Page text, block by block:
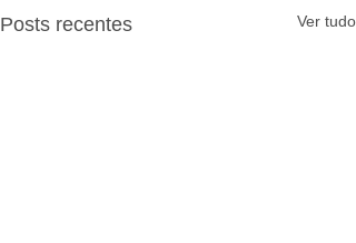
Posts recentes Ver tudo